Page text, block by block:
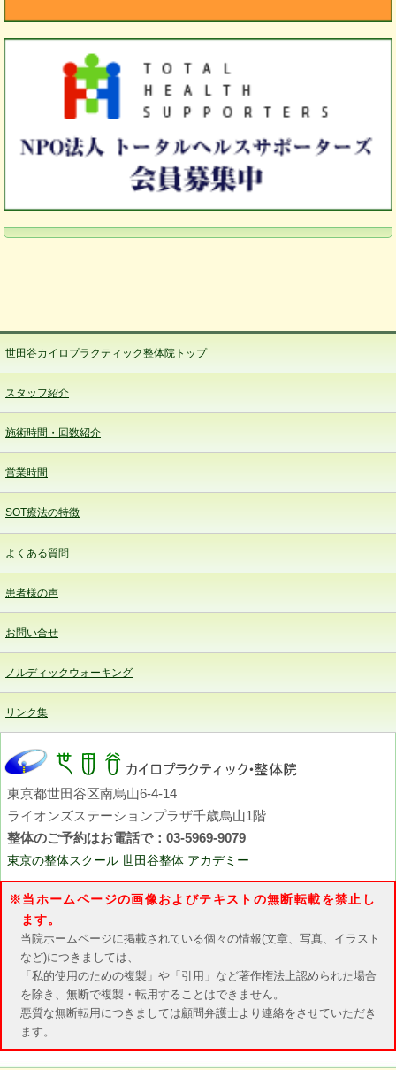
世田谷カイロプラクティック整体院トップ
スタッフ紹介
施術時間・回数紹介
営業時間
SOT療法の特徴
よくある質問
患者様の声
お問い合せ
ノルディックウォーキング
リンク集
東京都世田谷区南烏山6-4-14
ライオンズステーションプラザ千歳烏山1階
整体のご予約はお電話で：03-5969-9079
東京の整体スクール 世田谷整体 アカデミー
※ 当ホームページの画像およびテキストの無断転載を禁止し
ます。
当院ホームページに掲載されている個々の情報(文章、写真、イラスト
など)につきましては、
「私的使用のための複製」や「引用」など著作権法上認められた場合
を除き、無断で複製・転用することはできません。
悪質な無断転用につきましては顧問弁護士より連絡をさせていただき
ます。